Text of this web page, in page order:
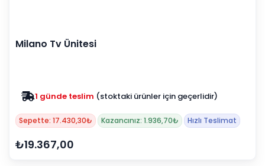
Milano Tv Ünitesi
1 günde teslim
(stoktaki ürünler için geçerlidir)
Zam yok 2025 fiyatları devam ediyor
Sepette: 17.430,30₺ Kazancınız: 1.936,70₺ Hızlı Teslimat
₺19.367,00